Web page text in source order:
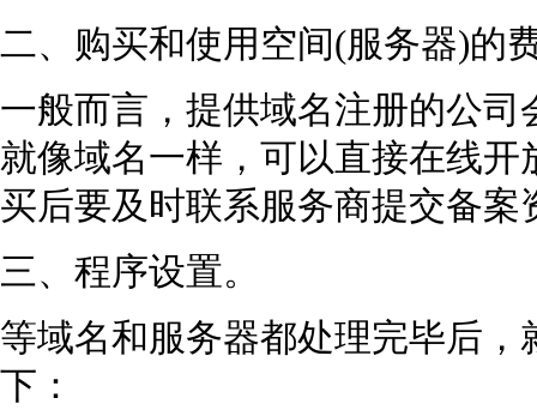
二、购买和使用空间(服务器)的
一般而言，提供域名注册的公
就像域名一样，可以直接在线
买后要及时联系服务商提交备案
三、程序设置。
等域名和服务器都处理完毕后
下：